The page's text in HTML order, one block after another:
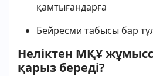
қамтығандарға
Бейресми табысы бар
Неліктен МҚҰ
қарыз береді?